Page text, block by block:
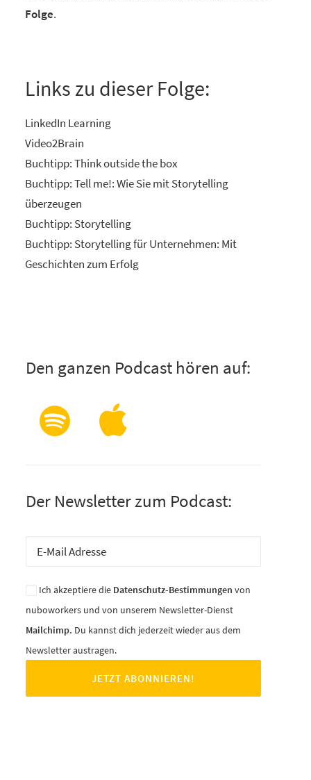
Folge.
Links zu dieser Folge:
LinkedIn Learning
Video2Brain
Buchtipp:Think outside the box
Buchtipp:Tell me!: Wie Sie mit Storytelling
überzeugen
Buchtipp: Storytelling
Buchtipp: Storytelling für Unternehmen: Mit
Geschichten zum Erfolg
Den ganzen Podcast hören auf:
Der Newsletter zum Podcast:
Ich akzeptiere die Datenschutz-Bestimmungen von
nuboworkers und von unserem Newsletter-Dienst
Mailchimp. Du kannst dich jederzeit wieder aus dem
Newsletter austragen.